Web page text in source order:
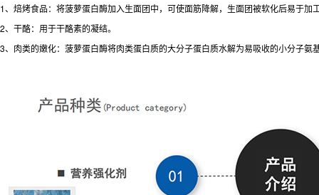
1、焙烤食品：将菠萝蛋白酶加入生面团中，可使面筋降解，生面团被软化后易于加
2、干酪：用于干酪素的凝结。
3、肉类的嫩化：菠萝蛋白酶将肉类蛋白质的大分子蛋白质水解为易吸收的小分子氨